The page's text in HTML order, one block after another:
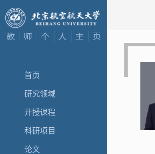
首页
研究领域
开授课程
科研项目
论文